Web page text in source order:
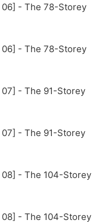
- The 78-Storey
- The 78-Storey
- The 91-Storey
- The 91-Storey
- The 104-Storey
- The 104-Storey